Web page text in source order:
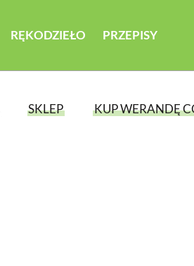
RĘKODZIEŁO PRZEPISY
SKLEP KUP WERANDĘ